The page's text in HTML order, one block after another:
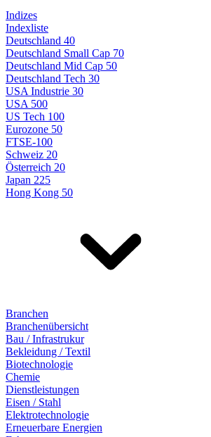
Indizes
Indexliste
Deutschland 40
Deutschland Small Cap 70
Deutschland Mid Cap 50
Deutschland Tech 30
USA Industrie 30
USA 500
US Tech 100
Eurozone 50
FTSE-100
Schweiz 20
Österreich 20
Japan 225
Hong Kong 50
Branchen
Branchenübersicht
Bau / Infrastrukur
Bekleidung / Textil
Biotechnologie
Chemie
Dienstleistungen
Eisen / Stahl
Elektrotechnologie
Erneuerbare Energien